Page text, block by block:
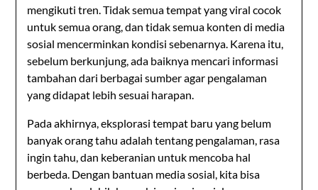
mengikuti tren. Tidak semua tempat yang viral cocok
untuk semua orang, dan tidak semua konten di media
sosial mencerminkan kondisi sebenarnya. Karena itu,
sebelum berkunjung, ada baiknya mencari informasi
tambahan dari berbagai sumber agar pengalaman
yang didapat lebih sesuai harapan.
Pada akhirnya, eksplorasi tempat baru yang belum
banyak orang tahu adalah tentang pengalaman, rasa
ingin tahu, dan keberanian untuk mencoba hal
berbeda. Dengan bantuan media sosial, kita bisa